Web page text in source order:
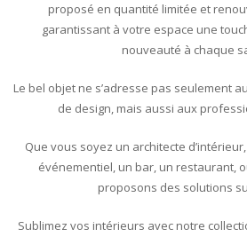
proposé en quantité limitée et
garantissant à votre espace une
nouveauté à chaque
Le bel objet ne s’adresse pas seulement
de design, mais aussi aux
Que vous soyez un architecte
événementiel, un bar, un restaurant,
proposons des solutions
Sublimez vos intérieurs avec notre